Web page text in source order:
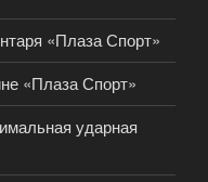
«Плаза Спорт»
«Плаза Спорт»
ударная